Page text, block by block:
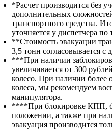
*Расчет производится без
дополнительных
транспортного средства.
уточняется у диспетчера по
**Стоимость эвакуации
3,5 тонн согласовывается с
***При наличии
увеличивается от 300
колесо. При наличии более
колеса, мы рекомендуем
манипулятора.
****При блокировке КПП,
положении, а также при
эвакуация производится